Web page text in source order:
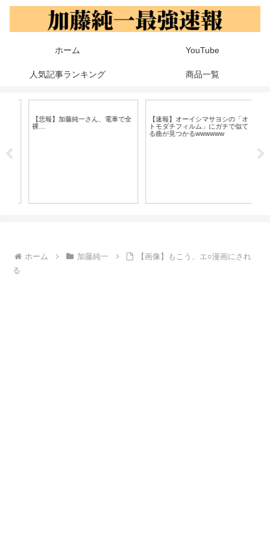
ホーム YouTube
人気記事ランキング 商品一覧
ホーム 加藤純一
【画像】もこう、エ○漫画にされ
る